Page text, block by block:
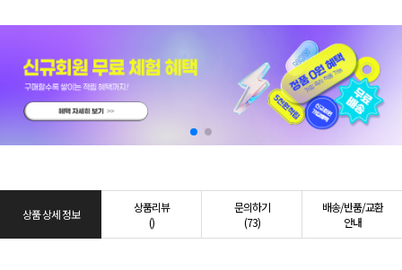
상품 상세 정보
상품리뷰
()
문의하기
(73)
배송/반품/교환
안내